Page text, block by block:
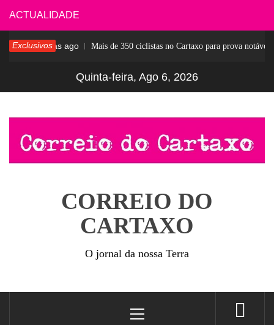
Skip
to
content
ACTUALIDADE
Exclusivos4 dias ago Mais de 350 ciclistas no Cartaxo para prova notável
Quinta-feira, Ago 6, 2026
CORREIO DO
CARTAXO
O jornal da nossa Terra
Menu